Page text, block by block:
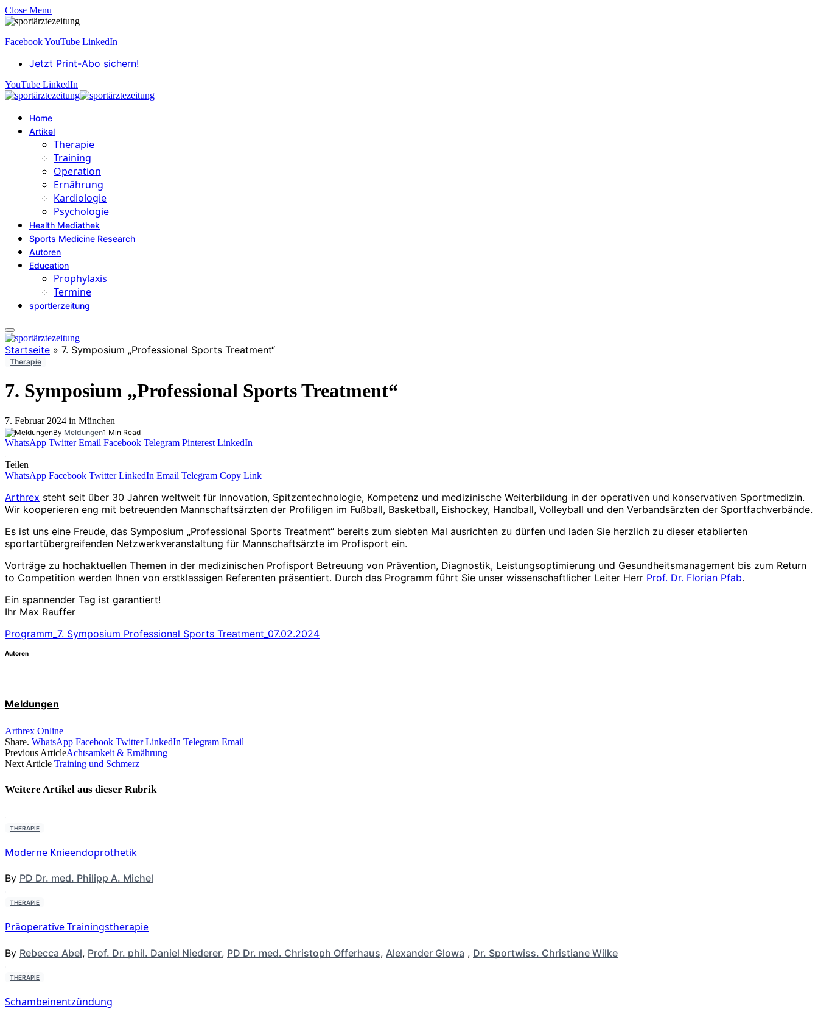
Close Menu
FacebookYouTube LinkedIn
Jetzt Print-Abo sichern!
YouTube LinkedIn
Home
Artikel
Therapie
Training
Operation
Ernährung
Kardiologie
Psychologie
Health Mediathek
Sports Medicine Research
Autoren
Education
Prophylaxis
Termine
sportlerzeitung
Startseite » 7. Symposium „Professional Sports Treatment“
Therapie
7. Symposium „Professional Sports Treatment“
7. Februar 2024 in München
By Meldungen1 Min Read
WhatsApp Twitter Email Facebook Telegram Pinterest LinkedIn
Teilen
WhatsApp Facebook Twitter LinkedIn Email Telegram Copy Link
Arthrex steht seit über 30 Jahren weltweit für Innovation, Spitzentechnologie, Kompetenz und medizinische Weiterbildung in der operativen und konservativen Sportmedizin.
Wir kooperieren eng mit betreuenden Mannschaftsärzten der Profiligen im Fußball, Basketball, Eishockey, Handball, Volleyball und den Verbandsärzten der Sportfachverbände.
Es ist uns eine Freude, das Symposium „Professional Sports Treatment“ bereits zum siebten Mal ausrichten zu dürfen und laden Sie herzlich zu dieser etablierten
sportartübergreifenden Netzwerkveranstaltung für Mannschaftsärzte im Profisport ein.
Vorträge zu hochaktuellen Themen in der medizinischen Profisport Betreuung von Prävention, Diagnostik, Leistungsoptimierung und Gesundheitsmanagement bis zum Return
to Competition werden Ihnen von erstklassigen Referenten präsentiert. Durch das Programm führt Sie unser wissenschaftlicher Leiter Herr Prof. Dr. Florian Pfab.
Ein spannender Tag ist garantiert!
Ihr Max Rauffer
Programm_7. Symposium Professional Sports Treatment_07.02.2024
Autoren
Meldungen
Arthrex Online
Share. WhatsApp Facebook Twitter LinkedIn Telegram Email
Previous ArticleAchtsamkeit & Ernährung
Next Article Training und Schmerz
Weitere Artikel aus dieser Rubrik
THERAPIE
Moderne Knieendoprothetik
By PD Dr. med. Philipp A. Michel
THERAPIE
Präoperative Trainingstherapie
By Rebecca Abel, Prof. Dr. phil. Daniel Niederer, PD Dr. med. Christoph Offerhaus, Alexander Glowa , Dr. Sportwiss. Christiane Wilke
THERAPIE
Schambeinentzündung